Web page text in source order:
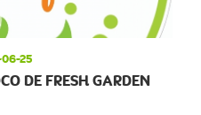
25
DE FRESH GARDEN